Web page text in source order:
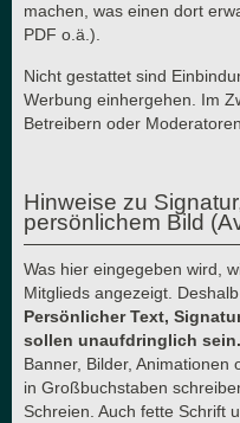
machen, was einen dort
PDF o.ä.).
Nicht gestattet sind
Werbung einhergehen. Im
Betreibern oder
Hinweise zu
persönlichem Bild
Was hier eingegeben wird,
Mitglieds angezeigt.
Persönlicher Text,
sollen unaufdringlich sein.
Banner, Bilder,
in Großbuchstaben
Schreien. Auch fette Schrift